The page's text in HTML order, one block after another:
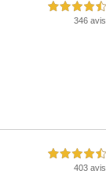
4,5 étoiles sur 5
346 avis
4,5 étoiles sur 5
403 avis